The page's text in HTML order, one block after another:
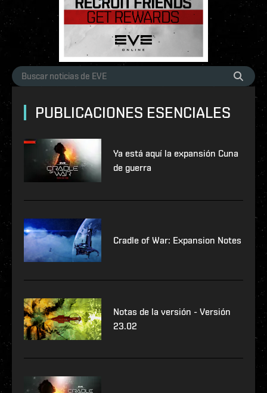
PUBLICACIONES ESENCIALES
Ya está aquí la expansión Cuna
de guerra
Cradle of War: Expansion Notes
Notas de la versión - Versión
23.02